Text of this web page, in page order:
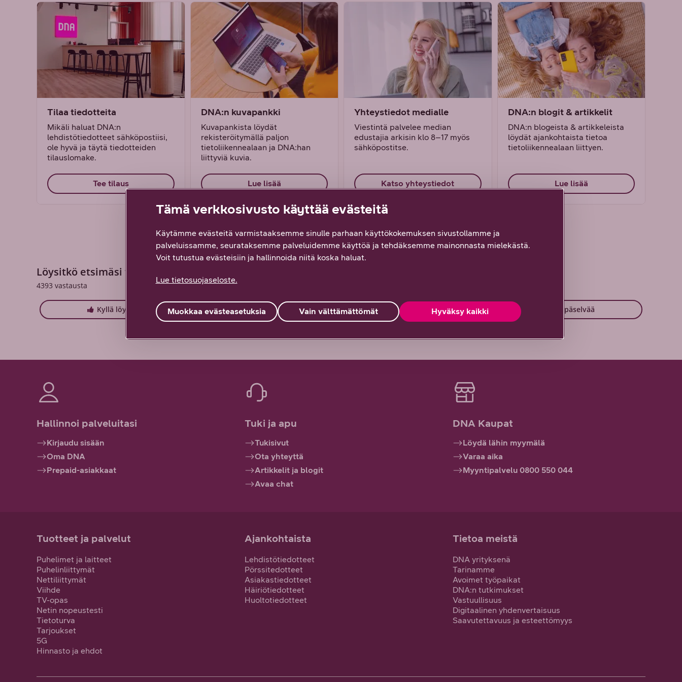
Tilaa tiedotteita
Mikäli haluat DNA:n
lehdistötiedotteet sähköpostiisi,
ole hyvä ja täytä tiedotteiden
tilauslomake.
Tee tilaus
DNA:n kuvapankki
Kuvapankista löydät
rekisteröitymällä paljon
tietoliikennealaan ja DNA:han
liittyviä kuvia.
Lue lisää
Yhteystiedot medialle
Viestintä palvelee median
edustajia arkisin klo 8–17 myös
sähköpostitse.
Katso yhteystiedot
DNA:n blogit & artikkelit
DNA:n blogeista & artikkeleista
löydät ajankohtaista tietoa
tietoliikennealaan liittyen.
Lue lisää
Löysitkö etsimäsi tiedon tältä sivulta? Palautteesi on tärkeää!
4393 vastausta
Kyllä löysin Osittain En lainkaan Vähän epäselvää
Hallinnoi palveluitasi
Kirjaudu sisään
Oma DNA
Prepaid-asiakkaat
Tuki ja apu
Tukisivut
Ota yhteyttä
Artikkelit ja blogit
Avaa chat
DNA Kaupat
Löydä lähin myymälä
Varaa aika
Myyntipalvelu 0800 550 044
Tuotteet ja palvelut
Puhelimet ja laitteet
Puhelinliittymät
Nettiliittymät
Viihde
TV-opas
Netin nopeustesti
Tietoturva
Tarjoukset
5G
Hinnasto ja ehdot
Ajankohtaista
Lehdistötiedotteet
Pörssitedotteet
Asiakastiedotteet
Häiriötiedotteet
Huoltotiedotteet
Tietoa meistä
DNA yrityksenä
Tarinamme
Avoimet työpaikat
DNA:n tutkimukset
Vastuullisuus
Digitaalinen yhdenvertaisuus
Saavutettavuus ja esteettömyys
Tämä verkkosivusto käyttää evästeitä
Käytämme evästeitä varmistaaksemme sinulle parhaan käyttökokemuksen sivustollamme ja
palveluissamme, seurataksemme palveluidemme käyttöä ja tehdäksemme mainonnasta mielekästä.
Voit tutustua evästeisiin ja hallinnoida niitä koska haluat.
Lue tietosuojaseloste.
Vain välttämättömät Hyväksy kaikki
Muokkaa evästeasetuksia